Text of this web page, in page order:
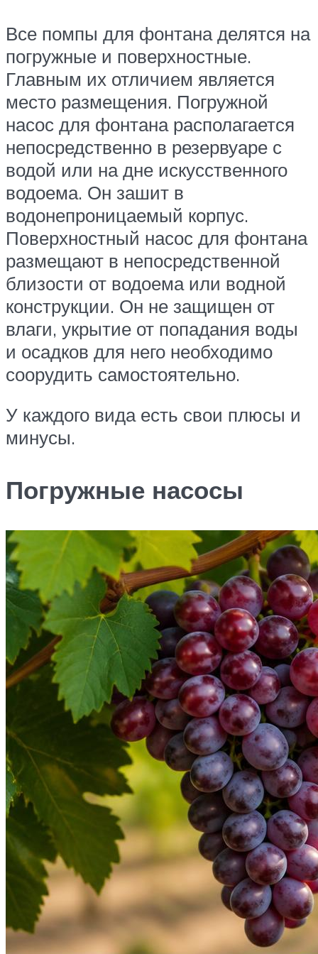
Все помпы для фонтана делятся на
погружные и поверхностные.
Главным их отличием является
место размещения. Погружной
насос для фонтана располагается
непосредственно в резервуаре с
водой или на дне искусственного
водоема. Он зашит в
водонепроницаемый корпус.
Поверхностный насос для фонтана
размещают в непосредственной
близости от водоема или водной
конструкции. Он не защищен от
влаги, укрытие от попадания воды
и осадков для него необходимо
соорудить самостоятельно.
У каждого вида есть свои плюсы и
минусы.
Погружные насосы